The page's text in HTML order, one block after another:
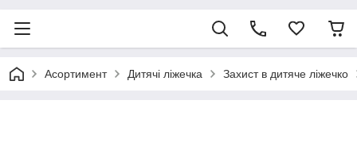
Асортимент Дитячі ліжечка Захист в дитяче ліжечко